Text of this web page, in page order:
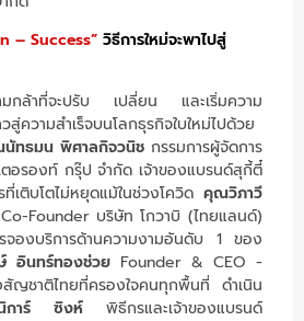
– Success” วิธีการใหม่จะพาไปสู่
ามกล้าที่จะปรับ เปลี่ยน และเริ่มความ
สู่ความสำเร็จบนโลกธุรกิจใบใหม่ไปด้วย
ทธมน พิศาลกิจวนิชกรรมการผู้จัดการ
ตอรองท์ กรุ๊ป จำกัด เจ้าของแบรนด์สุกี้ตี๋
เติบโตไม่หยุดแม้ในช่วงโควิด คุณวิภาวี
Founder บริษัท โกวาบิ (ไทยแลนด์)
องบริการด้านความงามอันดับ 1 ของ
อินทร์ทองช่วย Founder & CEO -
ชาติไทยที่ครองใจคนทุกพื้นที่ ดำเนิน
การ์ ซิงห์ พิธีกรและเจ้าของแบรนด์